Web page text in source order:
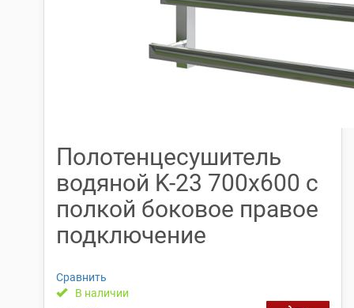
Полотенцесушитель
водяной K-23 700х600 с
полкой боковое правое
подключение
Сравнить
В наличии